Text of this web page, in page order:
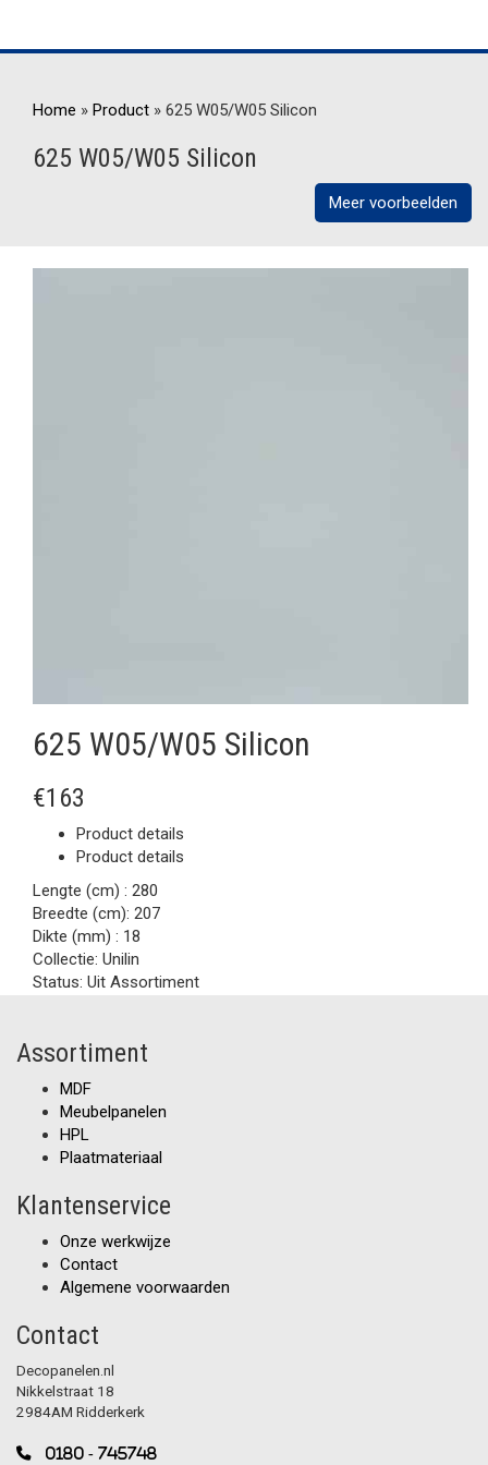
Home » Product » 625 W05/W05 Silicon
625 W05/W05 Silicon
Meer voorbeelden
625 W05/W05 Silicon
€163
Product details
Product details
Lengte (cm) : 280
Breedte (cm): 207
Dikte (mm) : 18
Collectie: Unilin
Status: Uit Assortiment
Assortiment
MDF
Meubelpanelen
HPL
Plaatmateriaal
Klantenservice
Onze werkwijze
Contact
Algemene voorwaarden
Contact
Decopanelen.nl
Nikkelstraat 18
2984AM Ridderkerk
0180 - 745748